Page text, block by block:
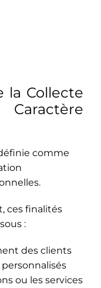
la Collecte
comme
ces finalités
:
des clients
ou les services